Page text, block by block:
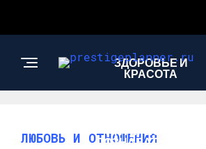
ЗДОРОВЬЕ И
КРАСОТА
ИНТЕРЕСНОЕ И
ПОЗНАВАТЕЛЬНОЕ
ЛЮБОВЬ И ОТНОШЕНИЯ